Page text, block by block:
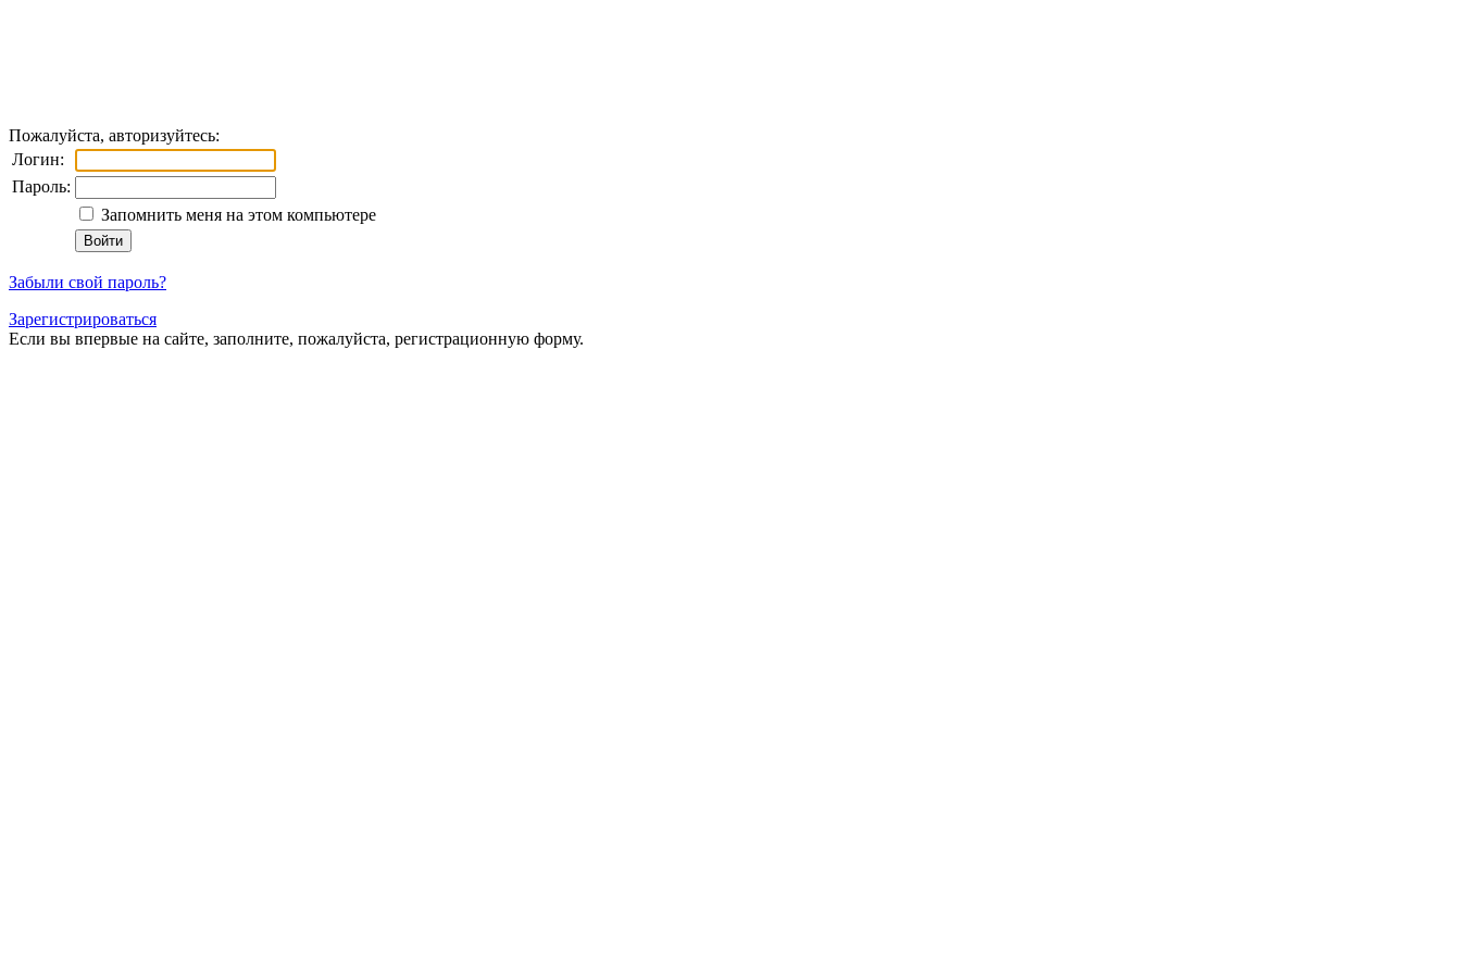
Пожалуйста, авторизуйтесь:
Логин:
Пароль:
Запомнить меня на этом компьютере
Забыли свой пароль?
Зарегистрироваться
Если вы впервые на сайте, заполните, пожалуйста, регистрационную форму.